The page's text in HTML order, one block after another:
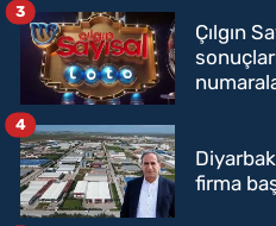
Çılgın
3
firma
4